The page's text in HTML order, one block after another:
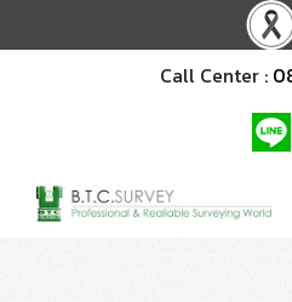
Call Center :